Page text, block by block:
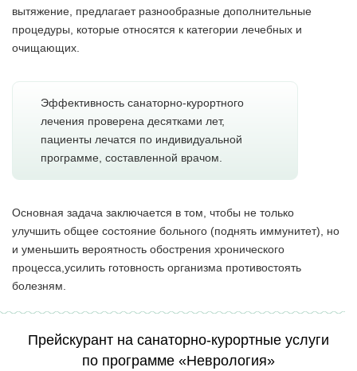
вытяжение, предлагает разнообразные дополнительные
процедуры, которые относятся к категории лечебных и
очищающих.
Эффективность санаторно-курортного
лечения проверена десятками лет,
пациенты лечатся по индивидуальной
программе, составленной врачом.
Основная задача заключается в том, чтобы не только
улучшить общее состояние больного (поднять иммунитет), но
и уменьшить вероятность обострения хронического
процесса,усилить готовность организма противостоять
болезням.
Прейскурант на санаторно-курортные услуги
по программе «Неврология»